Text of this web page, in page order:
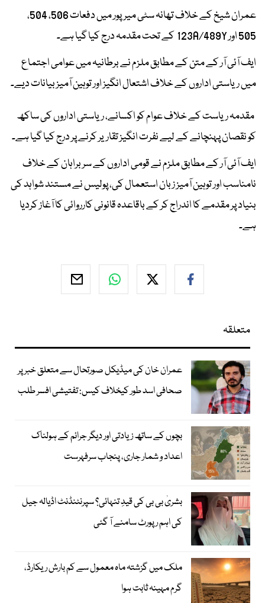
عمران شیخ کے خلاف تھانہ سٹی میرپور میں دفعات 506، 504،
505 اور 123A/489Y کے تحت مقدمہ درج کیا گیا ہے۔
ایف آئی آر کے متن کے مطابق ملزم نے برطانیہ میں عوامی اجتماع
میں ریاستی اداروں کے خلاف اشتعال انگیز اور توہین آمیز بیانات دیے۔
مقدمہ ریاست کے خلاف عوام کو اکسانے، ریاستی اداروں کی ساکھ
کو نقصان پہنچانے کے لیے نفرت انگیز تقاریر کرنے پر درج کیا گیا ہے۔
ایف آئی آر کے مطابق ملزم نے قومی اداروں کے سربراہان کے خلاف
نامناسب اور توہین آمیز زبان استعمال کی، پولیس نے مستند شواہد کی
بنیاد پر مقدمے کا اندراج کر کے باقاعدہ قانونی کارروائی کا آغاز کردیا
ہے۔
متعلقہ
عمران خان کی میڈیکل صورتحال سے متعلق خبر پر
صحافی اسد طور کیخلاف کیس: تفتیشی افسر طلب
بچوں کے ساتھ زیادتی اور دیگر جرائم کے ہولناک
اعداد و شمار جاری، پنجاب سرفہرست
بشریٰ بی بی کی قیدِ تنہائی؟ سپرنٹنڈنٹ اڈیالہ جیل
کی اہم رپورٹ سامنے آ گئی
ملک میں گزشتہ ماہ معمول سے کم بارش ریکارڈ،
گرم مہینہ ثابت ہوا